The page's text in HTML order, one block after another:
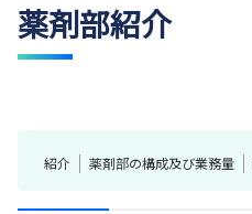
薬剤部紹介
紹介 薬剤部の構成及び業務量